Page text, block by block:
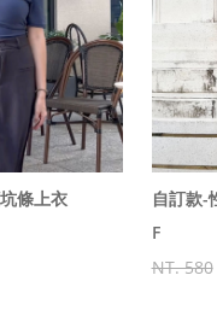
條上衣
自訂款-
F
NT. 580